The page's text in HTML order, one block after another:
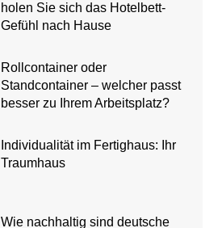
holen Sie sich das Hotelbett-
Gefühl nach Hause
Rollcontainer oder
Standcontainer – welcher passt
besser zu Ihrem Arbeitsplatz?
Individualität im Fertighaus: Ihr
Traumhaus
Wie nachhaltig sind deutsche